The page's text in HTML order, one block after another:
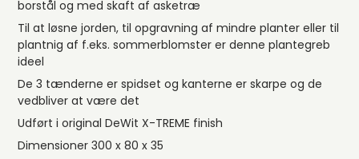
borstål og med skaft af asketræ
Til at løsne jorden, til opgravning af mindre planter eller til
plantnig af f.eks. sommerblomster er denne plantegreb
ideel
De 3 tænderne er spidset og kanterne er skarpe og de
vedbliver at være det
Udført i original DeWit X-TREME finish
Dimensioner 300 x 80 x 35